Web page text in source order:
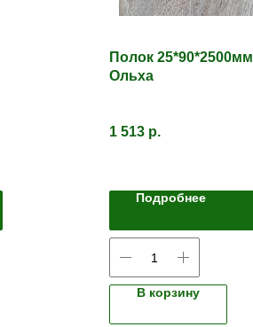
Полок 25*90*2500мм
Ольха
1 513 р.
Подробнее
В корзину